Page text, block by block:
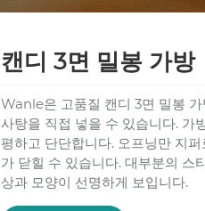
캔디 3면 밀봉 가방
Wanle은 고품질 캔디 3면 밀봉
사탕을 직접 넣을 수 있습니다. 가
평하고 단단합니다. 오프닝만 지
가 닫힐 수 있습니다. 대부분의 스
상과 모양이 선명하게 보입니다.